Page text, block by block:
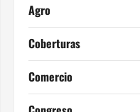
Agro
Coberturas
Comercio